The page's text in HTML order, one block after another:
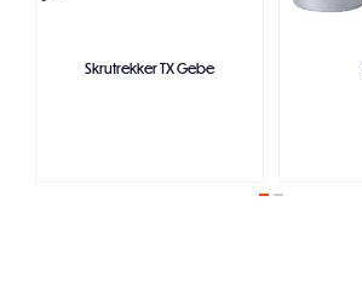
Skrutrekker TX Gebe